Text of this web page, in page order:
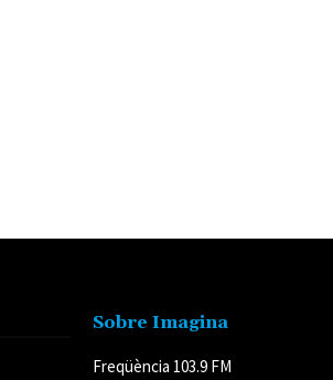
Sobre Imagina
Freqüència 103.9 FM